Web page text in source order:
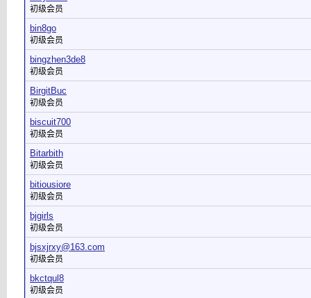
初级会员
bin8go
初级会员
bingzhen3de8
初级会员
BirgitBuc
初级会员
biscuit700
初级会员
Bitarbith
初级会员
bitiousiore
初级会员
bjgirls
初级会员
bjsxjrxy@163.com
初级会员
bkctqul8
初级会员